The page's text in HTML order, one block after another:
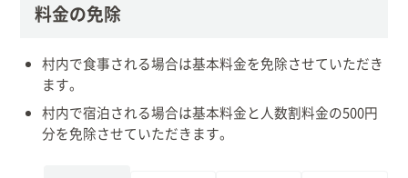
料金の免除
村内で食事される場合は基本料金を免除させていただき
ます。
村内で宿泊される場合は基本料金と人数割料金の500円
分を免除させていただきます。